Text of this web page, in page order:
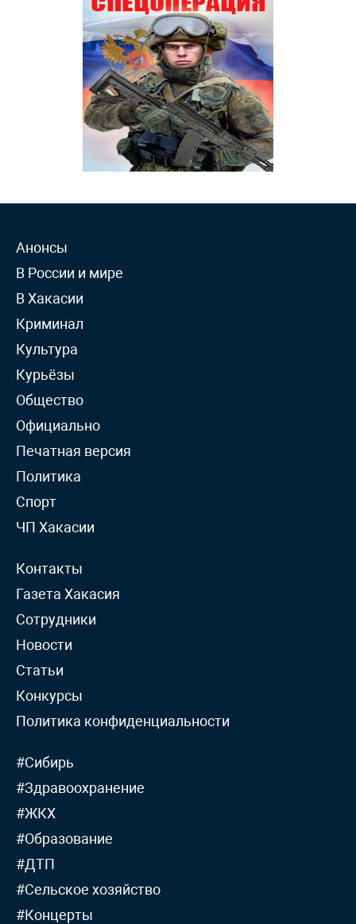
Анонсы
В России и мире
В Хакасии
Криминал
Культура
Курьёзы
Общество
Официально
Печатная версия
Политика
Спорт
ЧП Хакасии
Контакты
Газета Хакасия
Сотрудники
Новости
Статьи
Конкурсы
Политика конфиденциальности
#Сибирь
#Здравоохранение
#ЖКХ
#Образование
#ДТП
#Сельское хозяйство
#Концерты